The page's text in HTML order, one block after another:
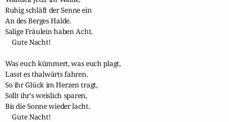
Ruhig schläft der Senne ein
An des Berges Halde.
Salige Fräulein haben Acht.
    Gute Nacht!
Was euch kümmert, was euch plagt,
Lasst es thalwärts fahren.
So ihr Glück im Herzen tragt,
Sollt ihr's weislich sparen,
Bis die Sonne wieder lacht.
    Gute Nacht!